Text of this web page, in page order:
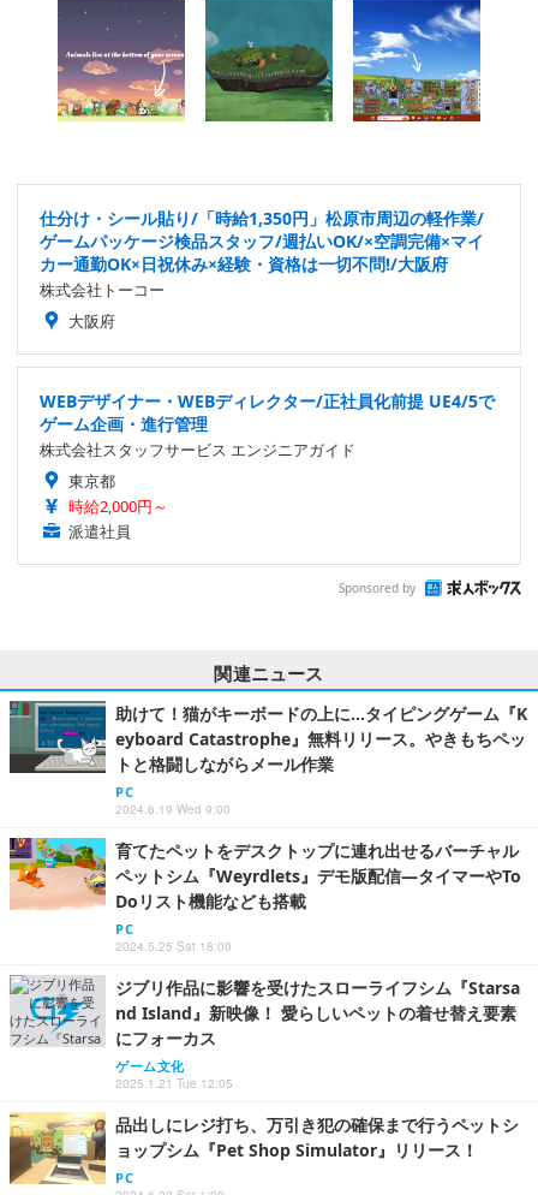
仕分け・シール貼り/「時給1,350円」松原市周辺の軽作業/
ゲームパッケージ検品スタッフ/週払いOK/×空調完備×マイ
カー通勤OK×日祝休み×経験・資格は一切不問!/大阪府
株式会社トーコー
大阪府
WEBデザイナー・WEBディレクター/正社員化前提 UE4/5で
ゲーム企画・進行管理
株式会社スタッフサービス エンジニアガイド
東京都
時給2,000円～
派遣社員
Sponsored by
関連ニュース
助けて！猫がキーボードの上に…タイピングゲーム『K
eyboard Catastrophe』無料リリース。やきもちペッ
トと格闘しながらメール作業
PC
2024.6.19 Wed 9:00
育てたペットをデスクトップに連れ出せるバーチャル
ペットシム『Weyrdlets』デモ版配信―タイマーやTo
Doリスト機能なども搭載
PC
2024.5.25 Sat 18:00
ジブリ作品に影響を受けたスローライフシム『Starsa
nd Island』新映像！ 愛らしいペットの着せ替え要素
にフォーカス
ゲーム文化
2025.1.21 Tue 12:05
品出しにレジ打ち、万引き犯の確保まで行うペットシ
ョップシム『Pet Shop Simulator』リリース！
PC